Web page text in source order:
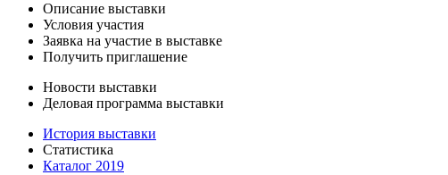
Описание выставки
Условия участия
Заявка на участие в выставке
Получить приглашение
Новости выставки
Деловая программа выставки
История выставки
Статистика
Каталог 2019